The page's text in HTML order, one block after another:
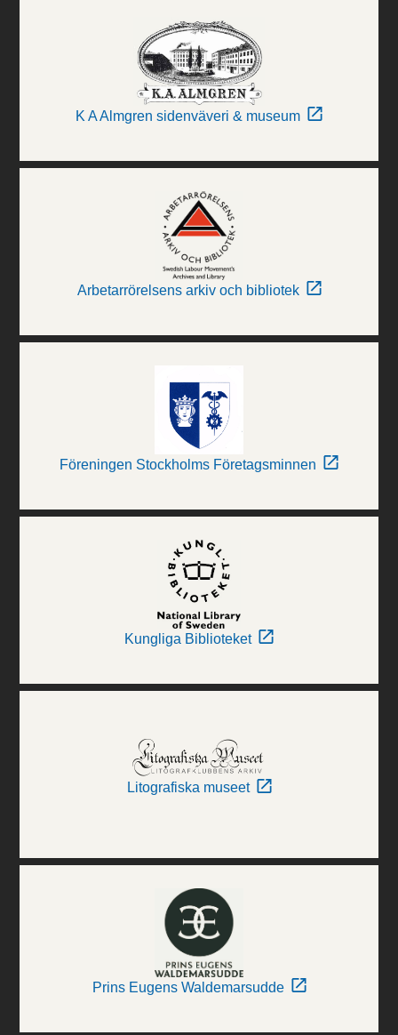
K A Almgren sidenväveri & museum
Arbetarrörelsens arkiv och bibliotek
Föreningen Stockholms Företagsminnen
Kungliga Biblioteket
Litografiska museet
Prins Eugens Waldemarsudde